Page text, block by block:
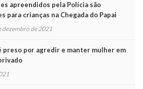
apreendidos pela Polícia são
para crianças na Chegada do Papai
dezembro de 2021
preso por agredir e manter mulher em